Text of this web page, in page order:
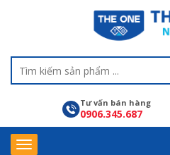
Tư vấn bán hàng
0906.345.687